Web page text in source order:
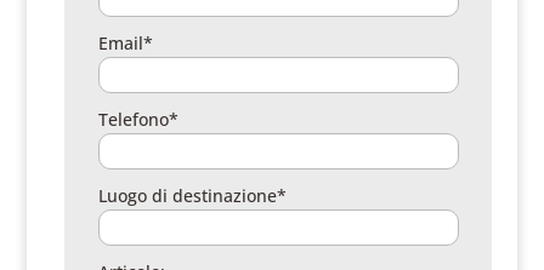
Email*
Telefono*
Luogo di destinazione*